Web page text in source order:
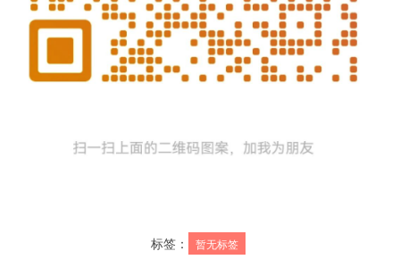
标签： 暂无标签